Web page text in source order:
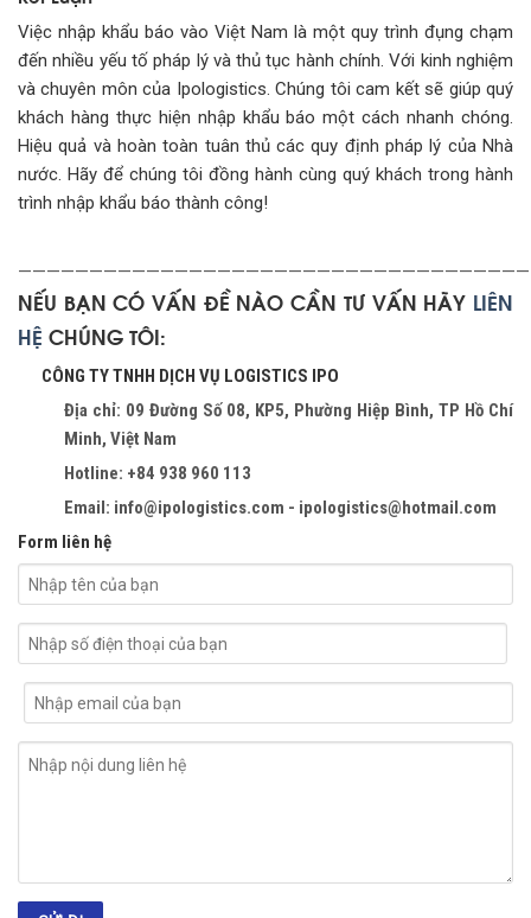
Việc nhập khẩu báo vào Việt Nam là một quy trình đụng chạm
đến nhiều yếu tố pháp lý và thủ tục hành chính. Với kinh nghiệm
và chuyên môn của Ipologistics. Chúng tôi cam kết sẽ giúp quý
khách hàng thực hiện nhập khẩu báo một cách nhanh chóng.
Hiệu quả và hoàn toàn tuân thủ các quy định pháp lý của Nhà
nước. Hãy để chúng tôi đồng hành cùng quý khách trong hành
trình nhập khẩu báo thành công!
NẾU BẠN CÓ VẤN ĐỀ NÀO CẦN TƯ VẤN HÃY LIÊN
HỆ CHÚNG TÔI:
CÔNG TY TNHH DỊCH VỤ LOGISTICS IPO
Địa chỉ: 09 Đường Số 08, KP5, Phường Hiệp Bình, TP Hồ Chí
Minh, Việt Nam
Hotline: +84 938 960 113
Email: info@ipologistics.com - ipologistics@hotmail.com
Form liên hệ